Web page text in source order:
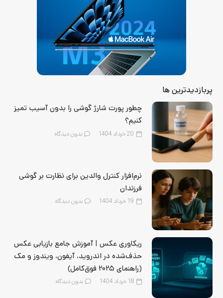
پربازدیدترین ها
چطور پورت شارژ گوشی را بدون آسیب تمیز
کنیم؟
20 خرداد 1404 بدون دیدگاه
نرم‌افزار کنترل والدین برای نظارت بر گوشی
فرزندان
19 خرداد 1404 بدون دیدگاه
ریکاوری عکس | آموزش جامع بازیابی عکس
حذف‌شده در اندروید، آیفون، ویندوز و مک
(راهنمای ۲۰۲۵ فوق‌کامل)
18 خرداد 1404 بدون دیدگاه